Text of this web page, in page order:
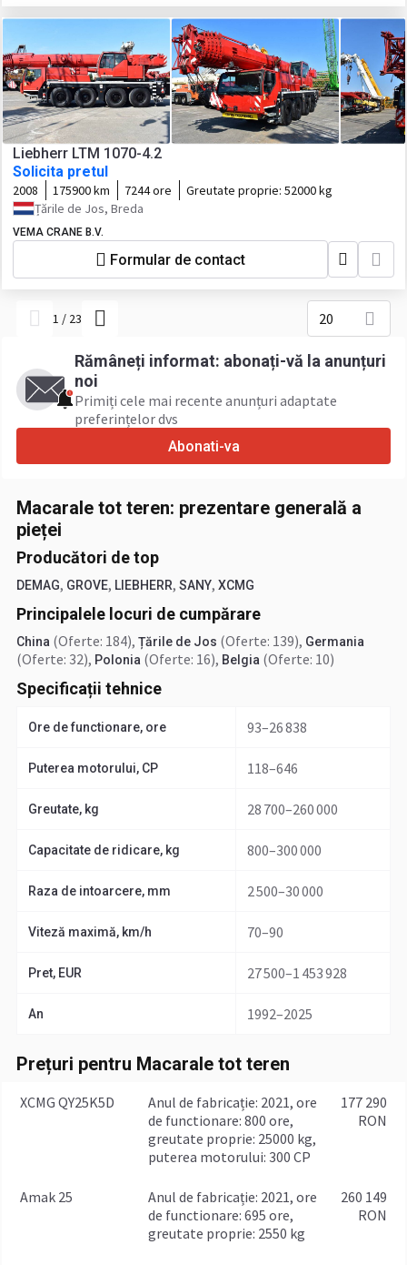
Liebherr LTM 1070-4.2
Solicita pretul
2008 175900 km 7244 ore Greutate proprie: 52000 kg
Țările de Jos, Breda
VEMA CRANE B.V.
Formular de contact
1 / 23 20
Rămâneți informat: abonați-vă la anunțuri
noi
Primiți cele mai recente anunțuri adaptate
preferințelor dvs
Abonati-va
Macarale tot teren: prezentare generală a
pieței
Producători de top
DEMAG, GROVE, LIEBHERR, SANY, XCMG
Principalele locuri de cumpărare
China (Oferte: 184), Țările de Jos (Oferte: 139), Germania
(Oferte: 32), Polonia (Oferte: 16), Belgia (Oferte: 10)
Specificații tehnice
Ore de functionare, ore 93–26 838
Puterea motorului, CP 118–646
Greutate, kg 28 700–260 000
Capacitate de ridicare, kg 800–300 000
Raza de intoarcere, mm 2 500–30 000
Viteză maximă, km/h 70–90
Pret, EUR 27 500–1 453 928
An 1992–2025
Prețuri pentru Macarale tot teren
XCMG QY25K5D
anul de fabricație: 2021, ore
de functionare: 800 ore,
greutate proprie: 25000 kg,
puterea motorului: 300 CP
177 290
RON
Amak 25
anul de fabricație: 2021, ore
de functionare: 695 ore,
greutate proprie: 2550 kg
260 149
RON